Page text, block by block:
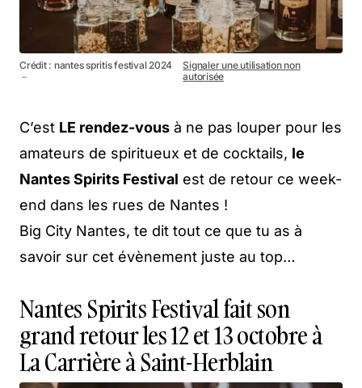
Crédit : nantes spritis festival 2024
－
Signaler une utilisation non
autorisée
C’est LE rendez-vous à ne pas louper pour les
amateurs de spiritueux et de cocktails, le
Nantes Spirits Festival est de retour ce week-
end dans les rues de Nantes !
Big City Nantes, te dit tout ce que tu as à
savoir sur cet évènement juste au top…
Nantes Spirits Festival fait son
grand retour les 12 et 13 octobre à
La Carrière à Saint-Herblain